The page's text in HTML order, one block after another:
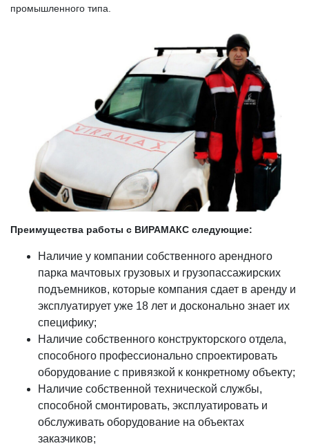
промышленного типа.
Преимущества работы с ВИРАМАКС следующие:
Наличие у компании собственного арендного
парка мачтовых грузовых и грузопассажирских
подъемников, которые компания сдает в аренду и
эксплуатирует уже 18 лет и досконально знает их
специфику;
Наличие собственного конструкторского отдела,
способного профессионально спроектировать
оборудование с привязкой к конкретному объекту;
Наличие собственной технической службы,
способной смонтировать, эксплуатировать и
обслуживать оборудование на объектах
заказчиков;